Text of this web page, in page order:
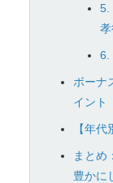
5.
6.
ボーナ
イント
【年
まとめ
豊かに